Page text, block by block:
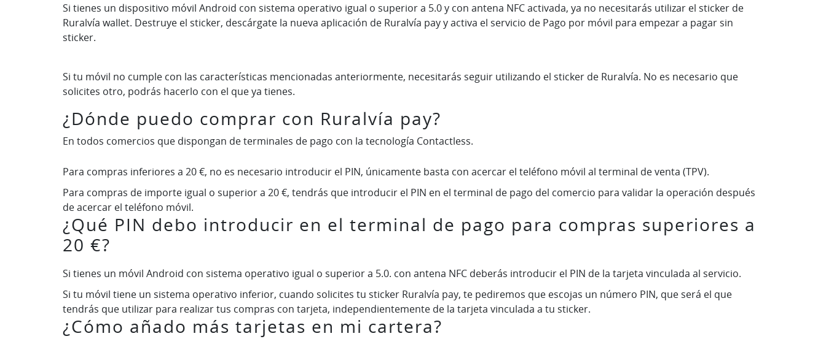
Si tienes un dispositivo móvil Android con sistema operativo igual o superior a 5.0 y con antena NFC activada, ya no necesitarás utilizar el sticker de
Ruralvía wallet. Destruye el sticker, descárgate la nueva aplicación de Ruralvía pay y activa el servicio de Pago por móvil para empezar a pagar sin
sticker.
Si tu móvil no cumple con las características mencionadas anteriormente, necesitarás seguir utilizando el sticker de Ruralvía. No es necesario que
solicites otro, podrás hacerlo con el que ya tienes.
¿Dónde puedo comprar con Ruralvía pay?
En todos comercios que dispongan de terminales de pago con la tecnología Contactless.
Para compras inferiores a 20 €, no es necesario introducir el PIN, únicamente basta con acercar el teléfono móvil al terminal de venta (TPV).
Para compras de importe igual o superior a 20 €, tendrás que introducir el PIN en el terminal de pago del comercio para validar la operación después
de acercar el teléfono móvil.
¿Qué PIN debo introducir en el terminal de pago para compras superiores a
20 €?
Si tienes un móvil Android con sistema operativo igual o superior a 5.0. con antena NFC deberás introducir el PIN de la tarjeta vinculada al servicio.
Si tu móvil tiene un sistema operativo inferior, cuando solicites tu sticker Ruralvía pay, te pediremos que escojas un número PIN, que será el que
tendrás que utilizar para realizar tus compras con tarjeta, independientemente de la tarjeta vinculada a tu sticker.
¿Cómo añado más tarjetas en mi cartera?